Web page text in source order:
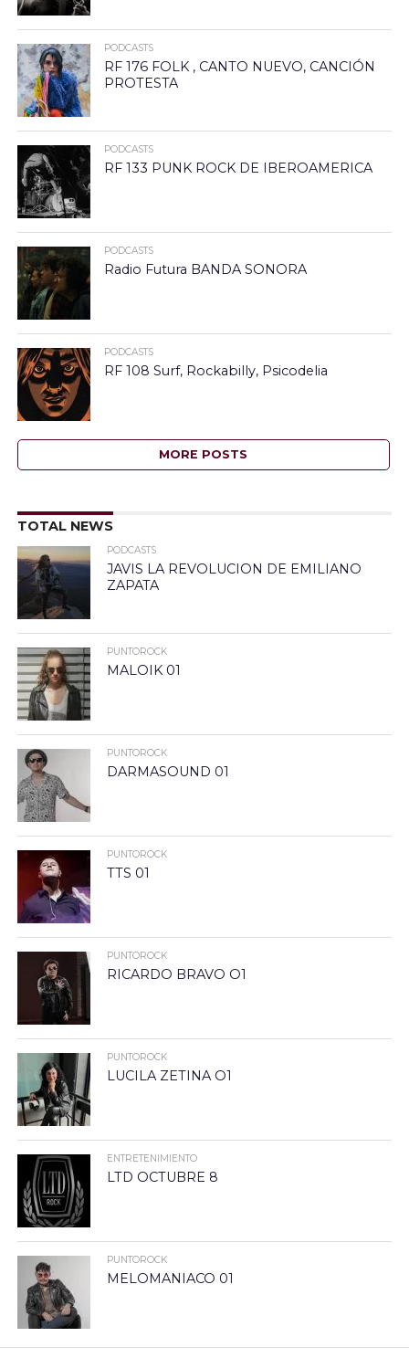
PODCASTS
RF 176 FOLK , CANTO NUEVO, CANCIÓN
PROTESTA
PODCASTS
RF 133 PUNK ROCK DE IBEROAMERICA
PODCASTS
Radio Futura BANDA SONORA
PODCASTS
RF 108 Surf, Rockabilly, Psicodelia
MORE POSTS
TOTAL NEWS
PODCASTS
JAVIS LA REVOLUCION DE EMILIANO
ZAPATA
PUNTOROCK
MALOIK 01
PUNTOROCK
DARMASOUND 01
PUNTOROCK
TTS 01
PUNTOROCK
RICARDO BRAVO O1
PUNTOROCK
LUCILA ZETINA O1
ENTRETENIMIENTO
LTD OCTUBRE 8
PUNTOROCK
MELOMANIACO 01